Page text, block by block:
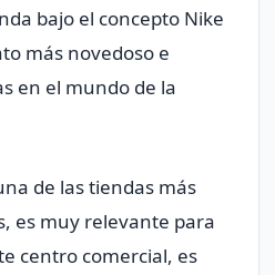
bajo el concepto Nike
más novedoso e
en el mundo de la
de las tiendas más
es muy relevante para
centro comercial, es